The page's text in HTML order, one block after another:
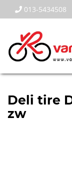
013-5434508
Deli tire
zw